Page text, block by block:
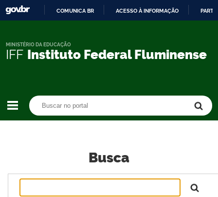
CONTEÚDO
COMUNICA BR ACESSO À INFORMAÇÃO
IFF Instituto Federal Fluminense
MINISTÉRIO DA EDUCAÇÃO
Busca